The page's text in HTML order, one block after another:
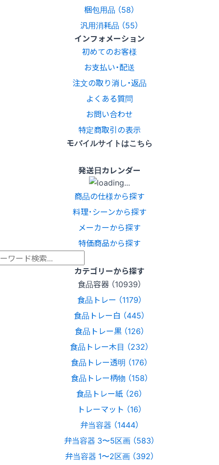
梱包用品 （58）
汎用消耗品 （55）
インフォメーション
初めてのお客様
お支払い・配送
注文の取り消し・返品
よくある質問
お問い合わせ
特定商取引の表示
モバイルサイトはこちら
発送日カレンダー
商品の仕様から探す
料理･シーンから探す
メーカーから探す
特価商品から探す
カテゴリーから探す
食品容器 （10939）
食品トレー （1179）
食品トレー白 （445）
食品トレー黒 （126）
食品トレー木目 （232）
食品トレー透明 （176）
食品トレー柄物 （158）
食品トレー紙 （26）
トレーマット （16）
弁当容器 （1444）
弁当容器 3〜5区画 （583）
弁当容器 1〜2区画 （392）